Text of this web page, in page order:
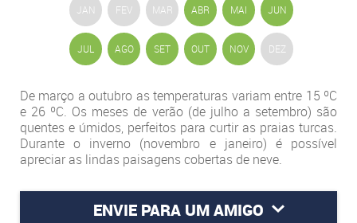
JAN FEV MAR ABR MAI JUN
JUL AGO SET OUT NOV DEZ
De março a outubro as temperaturas variam entre 15 ºC
e 26 ºC. Os meses de verão (de julho a setembro) são
quentes e úmidos, perfeitos para curtir as praias turcas.
Durante o inverno (novembro e janeiro) é possível
apreciar as lindas paisagens cobertas de neve.
ENVIE PARA UM AMIGO